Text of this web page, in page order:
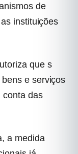
de
instituições
que s
e serviços
conta das
a medida